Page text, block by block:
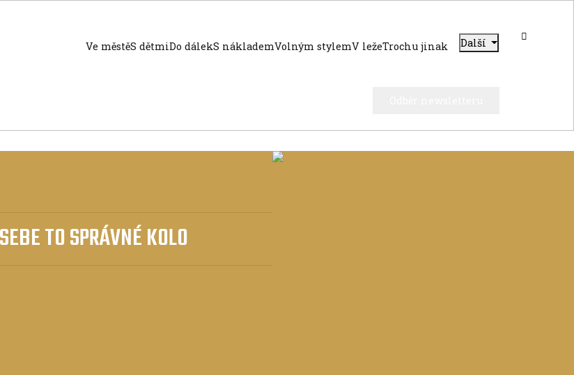
Ve městěS dětmiDo dálekS náklademVolným stylemV ležeTrochu jinak Další
TO SPRÁVNÉ KOLO